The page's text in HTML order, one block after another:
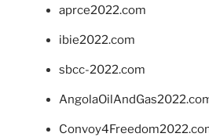
aprce2022.com
ibie2022.com
sbcc-2022.com